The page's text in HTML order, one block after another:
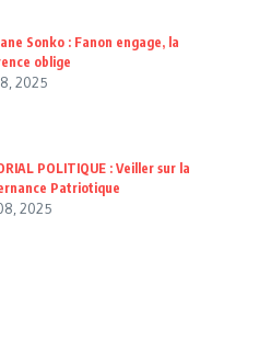
Sonko : Fanon engage, la
oblige
2025
POLITIQUE : Veiller sur la
Patriotique
2025